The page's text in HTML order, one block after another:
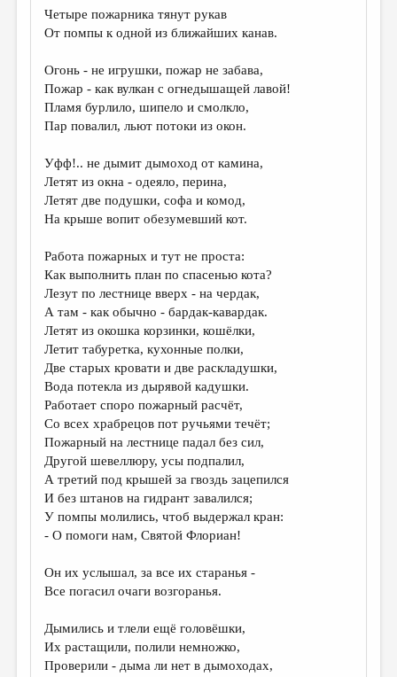
Четыре пожарника тянут рукав
От помпы к одной из ближайших канав.
Огонь - не игрушки, пожар не забава,
Пожар - как вулкан с огнедышащей лавой!
Пламя бурлило, шипело и смолкло,
Пар повалил, льют потоки из окон.
Уфф!.. не дымит дымоход от камина,
Летят из окна - одеяло, перина,
Летят две подушки, софа и комод,
На крыше вопит обезумевший кот.
Работа пожарных и тут не проста:
Как выполнить план по спасенью кота?
Лезут по лестнице вверх - на чердак,
А там - как обычно - бардак-кавардак.
Летят из окошка корзинки, кошёлки,
Летит табуретка, кухонные полки,
Две старых кровати и две раскладушки,
Вода потекла из дырявой кадушки.
Работает споро пожарный расчёт,
Со всех храбрецов пот ручьями течёт;
Пожарный на лестнице падал без сил,
Другой шевеллюру, усы подпалил,
А третий под крышей за гвоздь зацепился
И без штанов на гидрант завалился;
У помпы молились, чтоб выдержал кран:
- О помоги нам, Святой Флориан!
Он их услышал, за все их старанья -
Все погасил очаги возгоранья.
Дымились и тлели ещё головёшки,
Их растащили, полили немножко,
Проверили - дыма ли нет в дымоходах,